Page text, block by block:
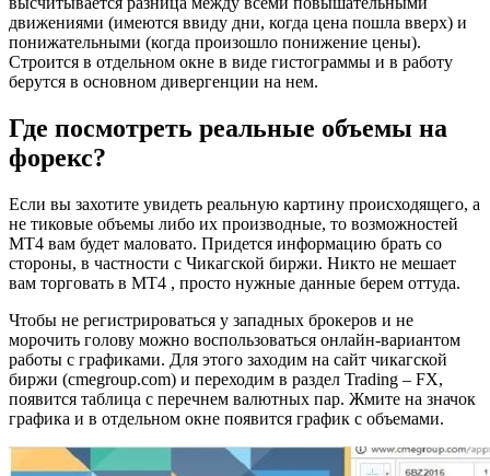
движениями (имеются ввиду дни, когда цена пошла вверх) и
понижательными (когда произошло понижение цены).
Строится в отдельном окне в виде гистограммы и в работу
берутся в основном дивергенции на нем.
Где посмотреть реальные объемы на
форекс?
Если вы захотите увидеть реальную картину происходящего, а
не тиковые объемы либо их производные, то возможностей
МТ4 вам будет маловато. Придется информацию брать со
стороны, в частности с Чикагской биржи. Никто не мешает
вам торговать в МТ4 , просто нужные данные берем оттуда.
Чтобы не регистрироваться у западных брокеров и не
морочить голову можно воспользоваться онлайн-вариантом
работы с графиками. Для этого заходим на сайт чикагской
биржи (cmegroup.com) и переходим в раздел Trading – FX,
появится таблица с перечнем валютных пар. Жмите на значок
графика и в отдельном окне появится график с объемами.